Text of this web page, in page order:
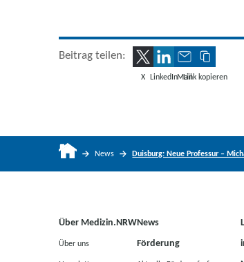
Beitrag teilen:
X LinkedInMailLink kopieren
News Duisburg: Neue Professur –
Über Medizin.NRW
Über uns
News
Förderung